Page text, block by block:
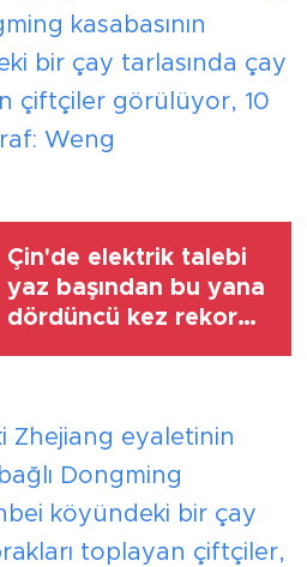
kasabasının
bir çay tarlasında çay
çiftçiler görülüyor, 10
Weng
Çin'de elektrik talebi
yaz başından bu yana
dördüncü kez rekor
Zhejiang eyaletinin
Dongming
köyündeki bir çay
toplayan çiftçiler,